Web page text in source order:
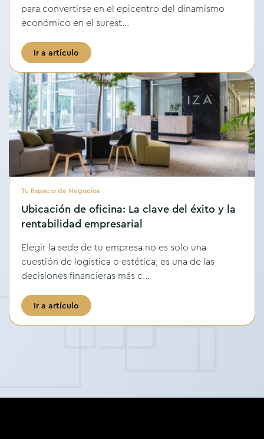
para convertirse en el epicentro del dinamismo
económico en el surest...
Ir a artículo
Tu Espacio de Negocios
Ubicación de oficina: La clave del éxito y la
rentabilidad empresarial
Elegir la sede de tu empresa no es solo una
cuestión de logística o estética; es una de las
decisiones financieras más c...
Ir a artículo